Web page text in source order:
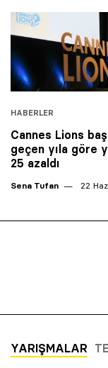
HABERLER
Cannes Lions
geçen yıla göre
25 azaldı
Sena Tufan 22
YARIŞMALAR